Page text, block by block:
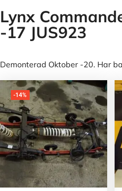
Lynx
-17 JUS923
Demonterad Oktober -20. Har
-14%